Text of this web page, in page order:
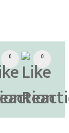
0 0